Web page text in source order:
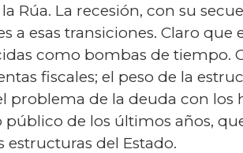
Rúa. La recesión, con su
a esas transiciones. Claro que
como bombas de tiempo.
fiscales; el peso de la
problema de la deuda con los
de los últimos años,
del Estado.